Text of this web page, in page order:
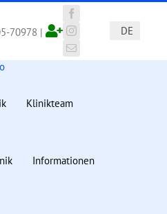
70978 |
Facebook
Instagram
E-
Mail
DE
Klinikteam
Informationen